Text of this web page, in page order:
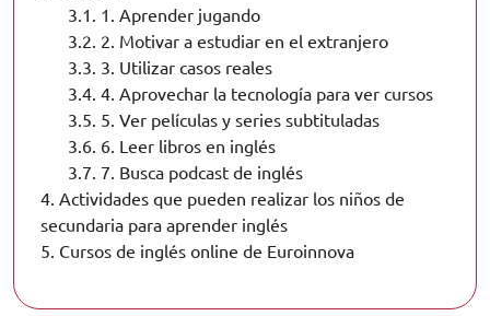
3.1.
1. Aprender jugando
3.2. 2. Motivar a estudiar en el extranjero
3.3. 3. Utilizar casos reales
3.4. 4. Aprovechar la tecnología para ver cursos
3.5. 5. Ver películas y series subtituladas
3.6. 6. Leer libros en inglés
3.7. 7. Busca podcast de inglés
4. Actividades que pueden realizar los niños de
secundaria para aprender inglés
5. Cursos de inglés online de Euroinnova